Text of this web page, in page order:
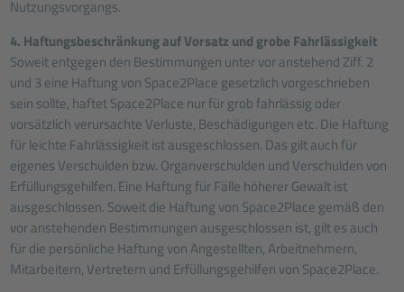
Nutzungsvorgangs.
4. Haftungsbeschränkung auf Vorsatz und grobe Fahrlässigkeit
Soweit entgegen den Bestimmungen unter vor anstehend Ziff. 2
und 3 eine Haftung von Space2Place gesetzlich vorgeschrieben
sein sollte, haftet Space2Place nur für grob fahrlässig oder
vorsätzlich verursachte Verluste, Beschädigungen etc. Die Haftung
für leichte Fahrlässigkeit ist ausgeschlossen. Das gilt auch für
eigenes Verschulden bzw. Organverschulden und Verschulden von
Erfüllungsgehilfen. Eine Haftung für Fälle höherer Gewalt ist
ausgeschlossen. Soweit die Haftung von Space2Place gemäß den
vor anstehenden Bestimmungen ausgeschlossen ist, gilt es auch
für die persönliche Haftung von Angestellten, Arbeitnehmern,
Mitarbeitern, Vertretern und Erfüllungsgehilfen von Space2Place.